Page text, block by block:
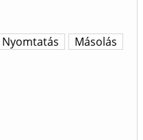
Másolás
Nyomtatás